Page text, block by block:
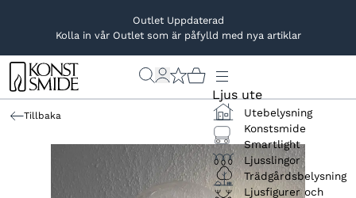
Outlet Uppdaterad
Kolla in vår Outlet som är påfylld med nya artiklar
Ljus ute
Utebelysning
Konstsmide
Smartlight
Ljusslingor
Trädgårdsbelysning
Ljusfigurer och
Tillbaka